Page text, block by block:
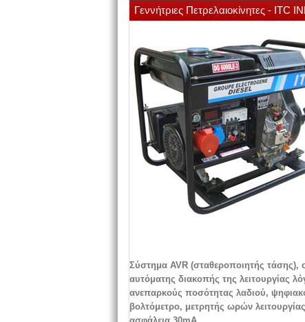
Γεννήτριες Πετρελαιοκίνητες - ITC
Σύστημα AVR (σταθεροποιητής τάσης),
αυτόματης διακοπής της λειτουργίας
ανεπαρκούς ποσότητας λαδιού,
βολτόμετρο, μετρητής ωρών